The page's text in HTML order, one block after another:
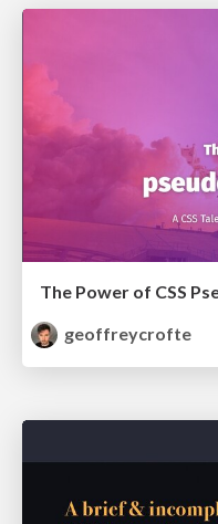
The Power of CSS
geoffreycrofte